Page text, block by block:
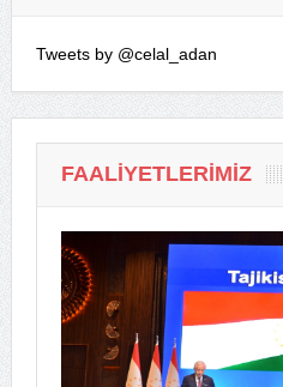
Tweets by @celal_adan
FAALIYETLERIMIZ